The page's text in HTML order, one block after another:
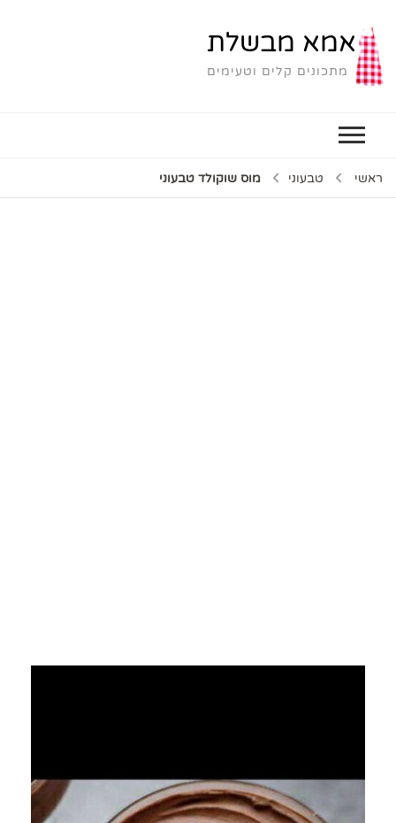
אמא מבשלת
מתכונים קלים וטעימים
ראשי טבעוני מוס שוקולד טבעוני